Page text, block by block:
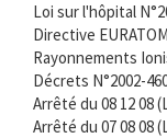
Loi sur l'hôpital
Directive
Rayonnements
Décrets N°2002-
Arrêté du 08 12 08
Arrêté du 07 08 08